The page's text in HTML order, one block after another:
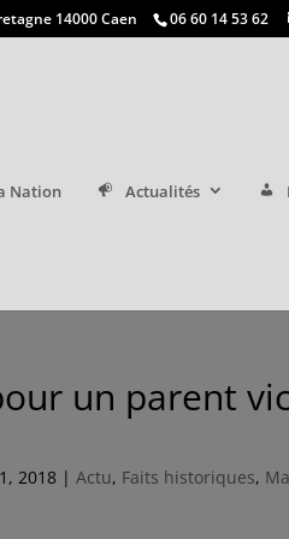
14000 Caen 06 60 14 53 62
Nation Actualités
un parent
2018 |Actu, Faits historiques,